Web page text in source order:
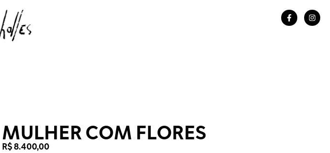
MULHER COM FLORES
R$8.400,00